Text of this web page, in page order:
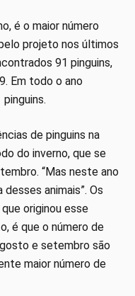
é o maior número
projeto nos últimos
91 pinguins,
Em todo o ano
de pinguins na
do inverno, que se
“Mas neste ano
animais”. Os
originou esse
é que o número de
e setembro são
maior número de